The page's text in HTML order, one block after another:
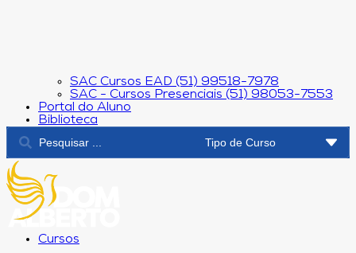
SAC Cursos EAD (51) 99518-7978
SAC - Cursos Presenciais (51) 98053-7553
Portal do Aluno
Biblioteca
Cursos